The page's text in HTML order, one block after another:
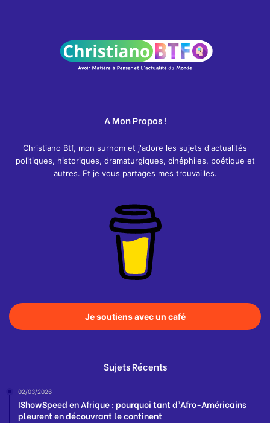
A Mon Propos !
Christiano Btf, mon surnom et j'adore les sujets d'actualités
politiques, historiques, dramaturgiques, cinéphiles, poétique et
autres. Et je vous partages mes trouvailles.
Je soutiens avec un café
Sujets Récents
02/03/2026
IShowSpeed en Afrique : pourquoi tant d’Afro-Américains
pleurent en découvrant le continent